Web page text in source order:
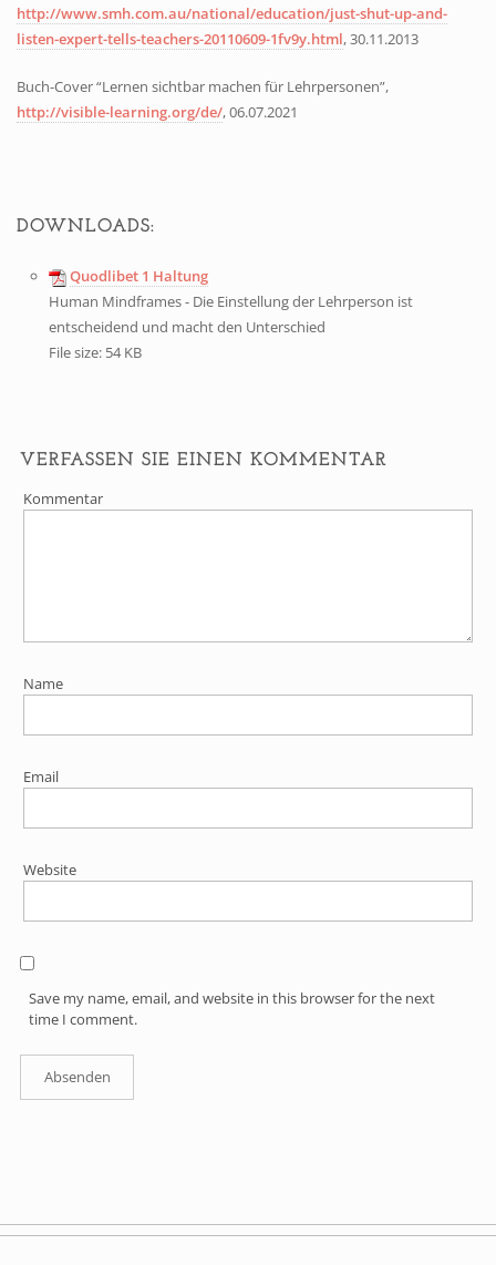
http://www.smh.com.au/national/education/just-shut-up-and-
listen-expert-tells-teachers-20110609-1fv9y.html, 30.11.2013
Buch-Cover “Lernen sichtbar machen für Lehrpersonen”,
http://visible-learning.org/de/, 06.07.2021
DOWNLOADS:
Quodlibet 1 Haltung
Human Mindframes - Die Einstellung der Lehrperson ist
entscheidend und macht den Unterschied
File size: 54 KB
VERFASSEN SIE EINEN KOMMENTAR
Kommentar
Name
Email
Website
Save my name, email, and website in this browser for the next
time I comment.